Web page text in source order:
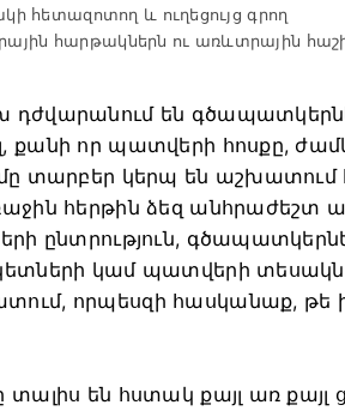
հետազոտող և ուղեցույց գրող
հարթակներն ու առևտրային
դժվարանում են
քանի որ պատվերի հոսքը,
տարբեր կերպ են աշխատում
հերթին ձեզ
ընտրություն,
կամ պատվերի
որպեսզի հասկանաք, թե
տալիս են հստակ քայլ առ